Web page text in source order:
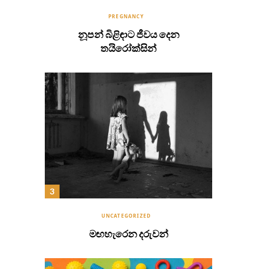
PREGNANCY
නූපන් බිළිඳාට ජීවය දෙන
තයිරෝක්සින්
UNCATEGORIZED
මඟහැරෙන දරුවන්